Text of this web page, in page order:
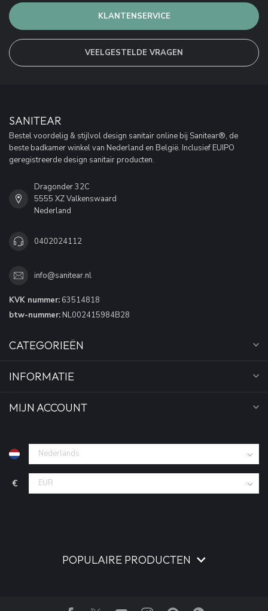
KLANTENSERVICE
VEELGESTELDE VRAGEN
SANITEAR
Bestel voordelig & stijlvol design sanitair online bij Sanitear®, de
beste badkamer winkel van Nederland en België. Inclusief EUIPO
geregistreerde design sanitair producten.
Dragonder 32C
5555 XZ Valkenswaard
Nederland
0402024112
info@sanitear.nl
KVK nummer: 63514818
btw-nummer: NL002415984B28
CATEGORIEËN
INFORMATIE
MIJN ACCOUNT
€
POPULAIRE PRODUCTEN